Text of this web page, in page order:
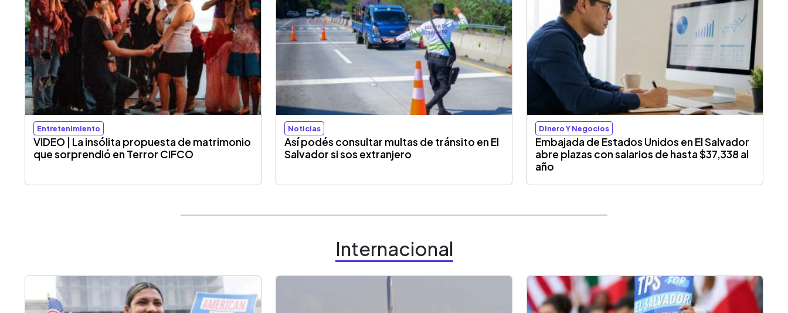
Entretenimiento
VIDEO | La insólita propuesta de matrimonio
que sorprendió en Terror CIFCO
Noticias
Así podés consultar multas de tránsito en El
Salvador si sos extranjero
Dinero Y Negocios
Embajada de Estados Unidos en El Salvador
abre plazas con salarios de hasta $37,338 al
año
Internacional